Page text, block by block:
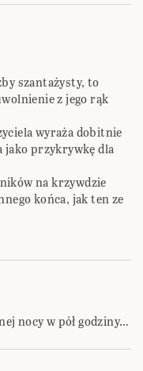
szantażysty, to
z jego rąk
wyraża dobitnie
jako przykrywkę dla
na krzywdzie
końca, jak ten ze
nocy w pół godziny…